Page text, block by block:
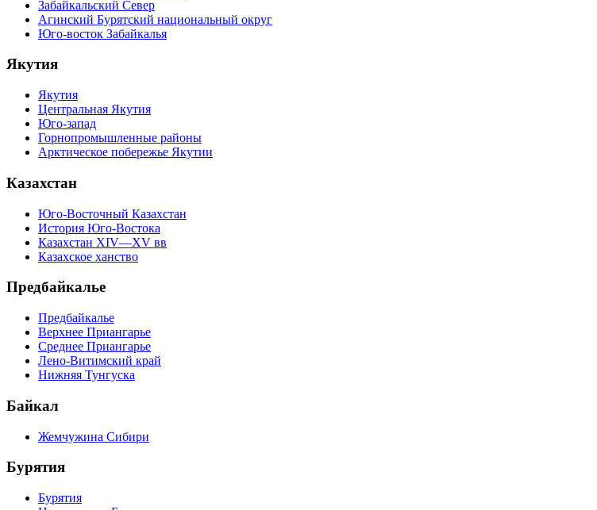
Забайкальский Север
Агинский Бурятский национальный округ
Юго-восток Забайкалья
Якутия
Якутия
Центральная Якутия
Юго-запад
Горнопромышленные районы
Арктическое побережье Якутии
Казахстан
Юго-Восточный Казахстан
История Юго-Востока
Казахстан XIV—XV вв
Казахское ханство
Предбайкалье
Предбайкалье
Верхнее Приангарье
Среднее Приангарье
Лено-Витимский край
Нижняя Тунгуска
Байкал
Жемчужина Сибири
Бурятия
Бурятия